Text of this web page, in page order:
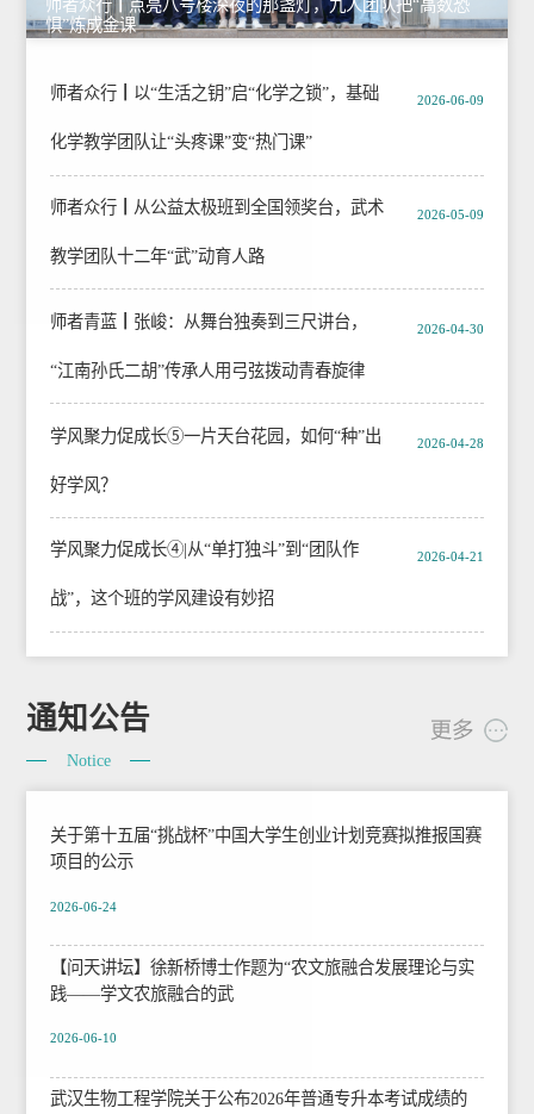
师者众行┃点亮八号楼深夜的那盏灯，九人团队把“高数恐
惧”炼成金课
师者众行┃以“生活之钥”启“化学之锁”，基础
化学教学团队让“头疼课”变“热门课”
2026-06-09
师者众行┃从公益太极班到全国领奖台，武术
教学团队十二年“武”动育人路
2026-05-09
师者青蓝┃张峻：从舞台独奏到三尺讲台，
“江南孙氏二胡”传承人用弓弦拨动青春旋律
2026-04-30
学风聚力促成长⑤一片天台花园，如何“种”出
好学风？
2026-04-28
学风聚力促成长④|从“单打独斗”到“团队作
战”，这个班的学风建设有妙招
2026-04-21
通知公告
Notice
关于第十五届“挑战杯”中国大学生创业计划竞赛拟推报国赛
项目的公示
2026-06-24
【问天讲坛】徐新桥博士作题为“农文旅融合发展理论与实
践——学文农旅融合的武
2026-06-10
武汉生物工程学院关于公布2026年普通专升本考试成绩的